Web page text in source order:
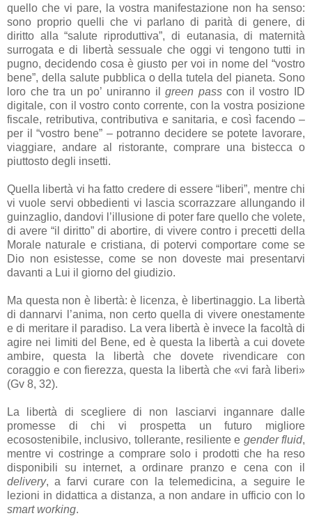
quello che vi pare, la vostra manifestazione non ha senso:
sono proprio quelli che vi parlano di parità di genere, di
diritto alla “salute riproduttiva”, di eutanasia, di maternità
surrogata e di libertà sessuale che oggi vi tengono tutti in
pugno, decidendo cosa è giusto per voi in nome del “vostro
bene”, della salute pubblica o della tutela del pianeta. Sono
loro che tra un po’ uniranno ilgreen passcon il vostro ID
digitale, con il vostro conto corrente, con la vostra posizione
fiscale, retributiva, contributiva e sanitaria, e così facendo –
per il “vostro bene” – potranno decidere se potete lavorare,
viaggiare, andare al ristorante, comprare una bistecca o
piuttosto degli insetti.
Quella libertà vi ha fatto credere di essere “liberi”, mentre chi
vi vuole servi obbedienti vi lascia scorrazzare allungando il
guinzaglio, dandovi l’illusione di poter fare quello che volete,
di avere “il diritto” di abortire, di vivere contro i precetti della
Morale naturale e cristiana, di potervi comportare come se
Dio non esistesse, come se non doveste mai presentarvi
davanti a Lui il giorno del giudizio.
Ma questa non è libertà: è licenza, è libertinaggio. La libertà
di dannarvi l’anima, non certo quella di vivere onestamente
e di meritare il paradiso. La vera libertà è invece la facoltà di
agire nei limiti del Bene, ed è questa la libertà a cui dovete
ambire, questa la libertà che dovete rivendicare con
coraggio e con fierezza, questa la libertà che «vi farà liberi»
(Gv 8, 32).
La libertà di scegliere di non lasciarvi ingannare dalle
promesse di chi vi prospetta un futuro migliore
ecosostenibile, inclusivo, tollerante, resiliente e gender fluid,
mentre vi costringe a comprare solo i prodotti che ha reso
disponibili su internet, a ordinare pranzo e cena con il
delivery, a farvi curare con la telemedicina, a seguire le
lezioni in didattica a distanza, a non andare in ufficio con lo
smart working.